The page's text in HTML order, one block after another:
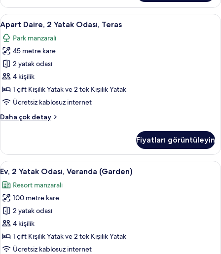
daha
fazla
detay
Apart
Daire,
2
Yatak
Odası,
Teras
için
tüm
görün
Apart Daire, 2 Yatak Odası, Teras |
8
Apart Daire, 2 Yatak Odası, Teras
Park manzaralı
45 metre kare
2 yatak odası
4 kişilik
1 çift Kişilik Yatak ve 2 tek Kişilik Yatak
Ücretsiz kablosuz internet
Daha çok detay
Apart
Odası,
Teras
hakkında
fazla
detay
Fiyatları görüntüleyin
Ev,
2
Yatak
Odası,
Veranda
(Garden)
için
tüm
Ev, 2 Yatak Odası, Veranda
11
Ev, 2 Yatak Odası, Veranda (Garden)
Resort manzaralı
100 metre kare
2 yatak odası
4 kişilik
1 çift Kişilik Yatak ve 2 tek Kişilik Yatak
Ücretsiz kablosuz internet